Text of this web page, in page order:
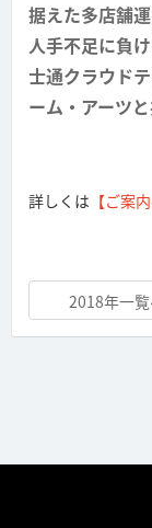
据えた多店舗
人手不足に負
士通クラウド
ーム・アーツと
詳しくは 【ご案
2018年一